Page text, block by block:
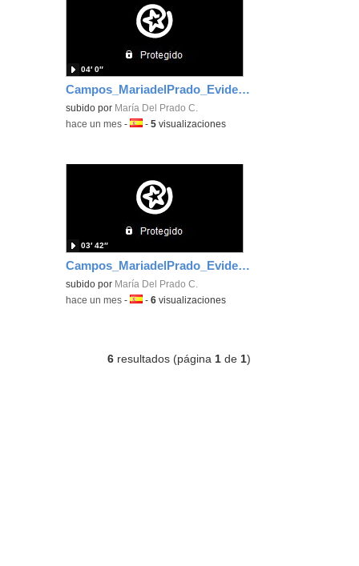
Campos_MariadelPrado_EvidenciaArea_2
subido por María Del Prado C.
04′ 0″
-hace un mes -Idioma:
-5 visualizaciones
Campos_MariadelPrado_EvidenciaArea_5
subido por María Del Prado C.
03′ 42″
-hace un mes -Idioma:
-6 visualizaciones
6 resultados (página 1 de 1)